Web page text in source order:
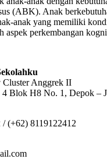
(ABK). Anak
anak yang memiliki
aspek perkembangan
Anggrek II
4 Blok H8 No. 1, Depok –
(+62) 8119122412